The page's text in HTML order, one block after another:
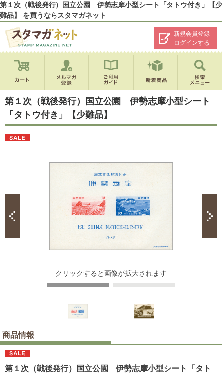
第１次（戦後発行）国立公園 伊勢志摩小型シート「タトウ付き」【少
難品】 を買うならスタマガネット
新規会員登録
ログインする
第１次（戦後発行）国立公園 伊勢志摩小型シート
「タトウ付き」【少難品】
クリックすると画像が拡大されます
商品情報
第１次（戦後発行）国立公園 伊勢志摩小型シート「タト